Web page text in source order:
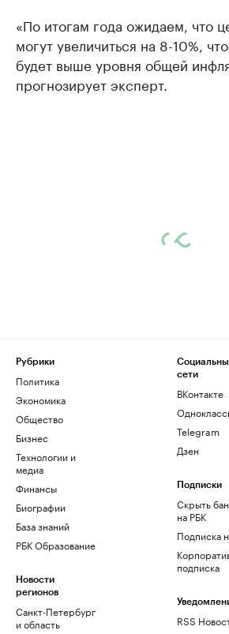
«По итогам года ожидаем, что
могут увеличиться на 8-10%,
будет выше уровня общей
прогнозирует эксперт.
Рубрики
Политика
Экономика
Общество
Бизнес
Технологии и
медиа
Финансы
Биографии
База знаний
РБК Образование
Новости
регионов
Санкт-Петербург
и область
сети
ВКонтакте
Telegram
Дзен
Подписки
Скрыть
на РБК
Подписка
подписка
RSS